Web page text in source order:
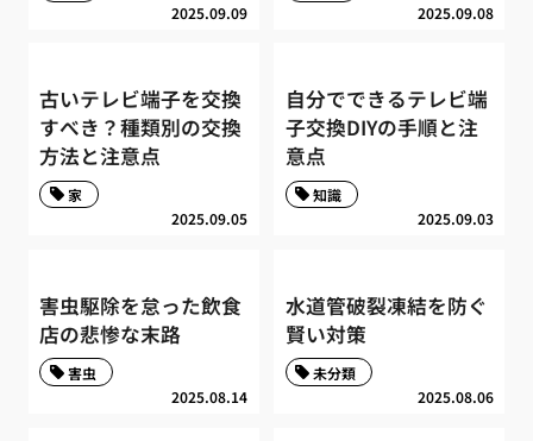
2025.09.09 2025.09.08
古いテレビ端子を交換
すべき？種類別の交換
方法と注意点
2025.09.05
家
自分でできるテレビ端
子交換DIYの手順と注
意点
2025.09.03
知識
害虫駆除を怠った飲食
店の悲惨な末路
2025.08.14
害虫
水道管破裂凍結を防ぐ
賢い対策
2025.08.06
未分類